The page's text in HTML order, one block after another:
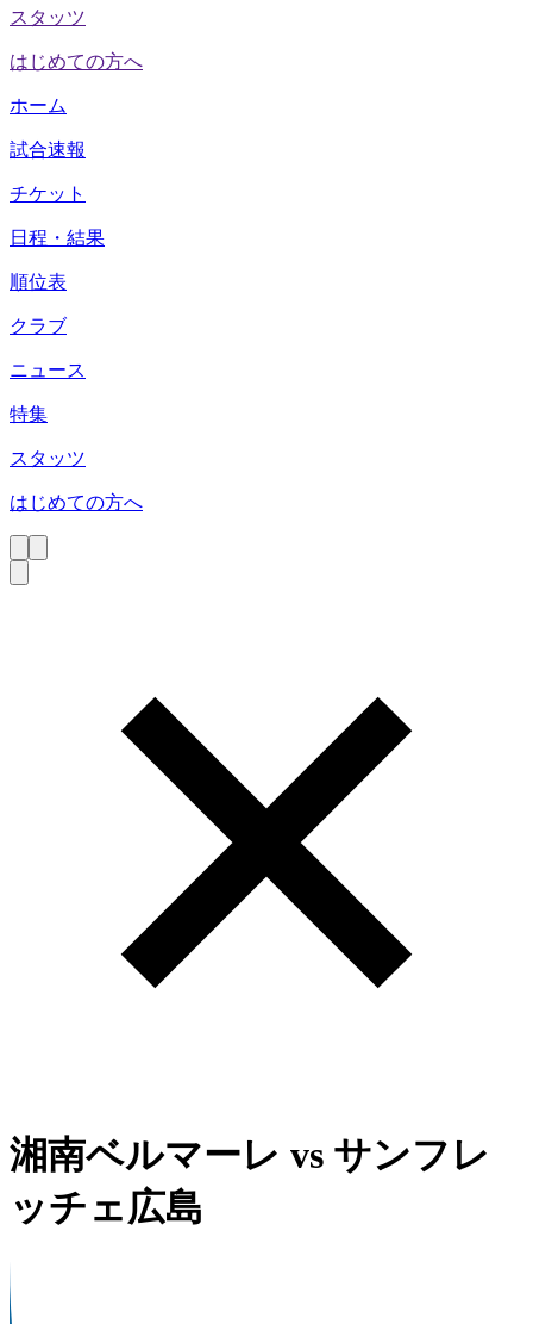
スタッツ
はじめての方へ
ホーム
試合速報
チケット
日程・結果
順位表
クラブ
ニュース
特集
スタッツ
はじめての方へ
湘南ベルマーレ vs サンフレ
ッチェ広島